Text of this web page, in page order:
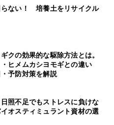
らない！ 培養土をリサイクル
クの効果的な駆除方法とは。
ヒメムカシヨモギとの違い
予防対策を解説
照不足でもストレスに負けな
オスティミュラント資材の選